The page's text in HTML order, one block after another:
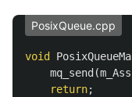
PosixQueue.cpp
void
mq_send (
return;